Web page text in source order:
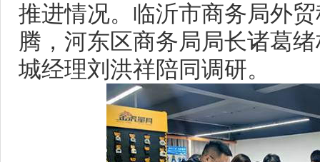
推进情况。临沂市商务局外
腾，河东区商务局局长诸葛
城经理刘洪祥陪同调研。